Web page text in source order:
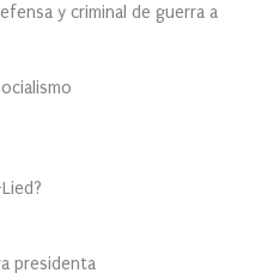
y criminal de guerra a
presidenta